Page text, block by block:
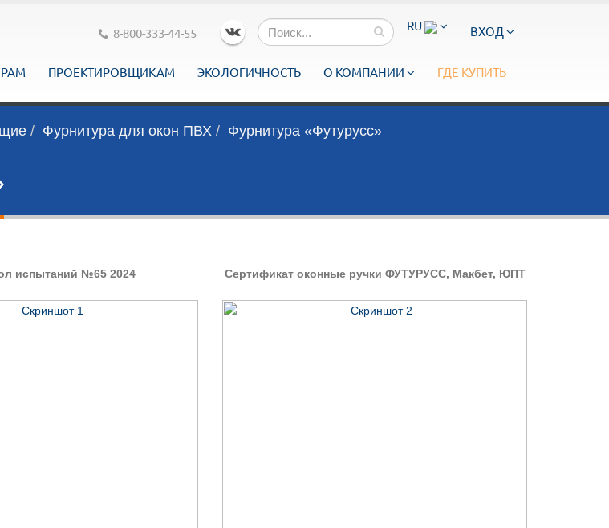
RU ВХОД
8-800-333-44-55
ПРОЕКТИРОВЩИКАМ ЭКОЛОГИЧНОСТЬ О КОМПАНИИ ГДЕ КУПИТЬ
Фурнитура для окон ПВХ
Фурнитура «Футурусс»
испытаний №65 2024 Сертификат оконные ручки ФУТУРУСС, Макбет, ЮПТ